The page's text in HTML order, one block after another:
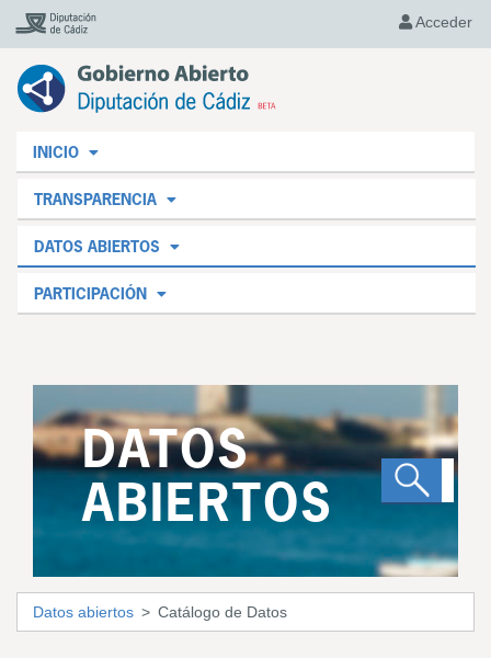
Acceder
INICIO
TRANSPARENCIA
DATOS ABIERTOS
PARTICIPACIÓN
DATOS
ABIERTOS
Datos abiertos Catálogo de Datos